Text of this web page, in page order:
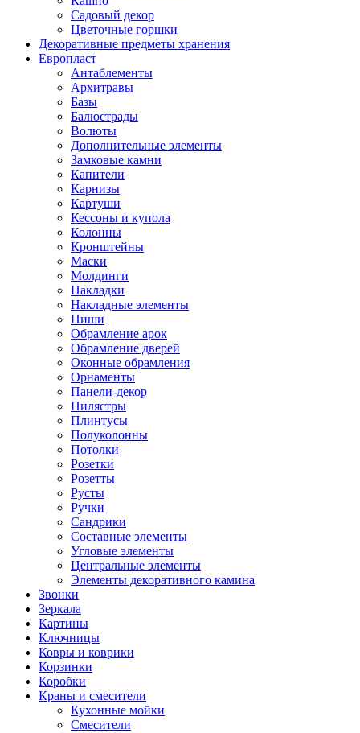
Садовый декор
Цветочные горшки
Декоративные предметы хранения
Европласт
Антаблементы
Архитравы
Базы
Балюстрады
Волюты
Дополнительные элементы
Замковые камни
Капители
Карнизы
Картуши
Кессоны и купола
Колонны
Кронштейны
Маски
Молдинги
Накладки
Накладные элементы
Ниши
Обрамление арок
Обрамление дверей
Оконные обрамления
Орнаменты
Панели-декор
Пилястры
Плинтусы
Полуколонны
Потолки
Розетки
Розетты
Русты
Ручки
Сандрики
Составные элементы
Угловые элементы
Центральные элементы
Элементы декоративного камина
Звонки
Зеркала
Картины
Ключницы
Ковры и коврики
Корзинки
Коробки
Краны и смесители
Кухонные мойки
Смесители